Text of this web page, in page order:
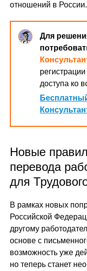
отношений в России.
Для
доступа ко
Новые
перевода
для
В рамках новых
Российской
другому
основе с
возможность уже
но теперь станет